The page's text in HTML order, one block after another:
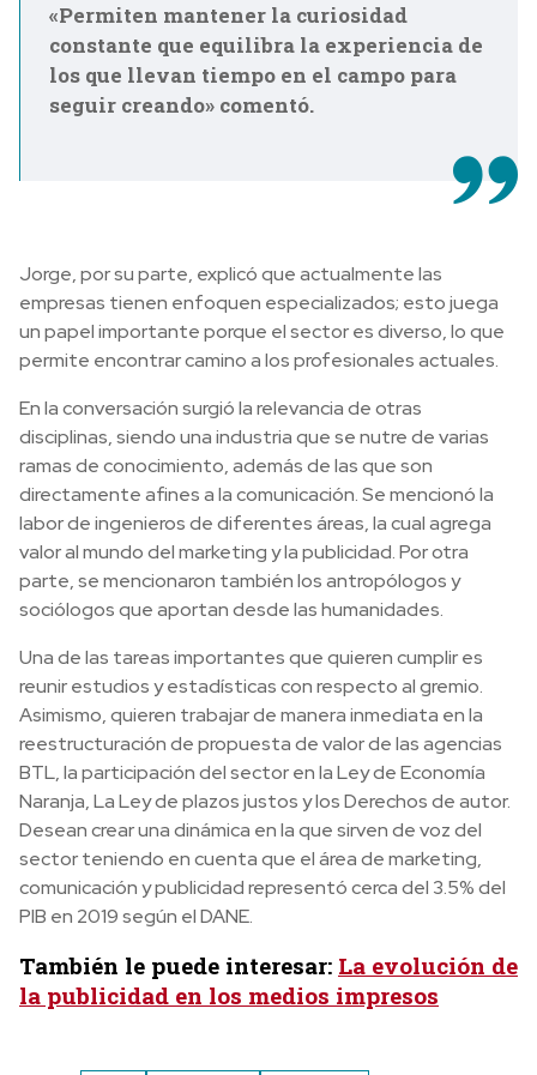
«Permiten mantener la curiosidad
constante que equilibra la experiencia de
los que llevan tiempo en el campo para
seguir creando» comentó.
Jorge, por su parte, explicó que actualmente las
empresas tienen enfoquen especializados; esto juega
un papel importante porque el sector es diverso, lo que
permite encontrar camino a los profesionales actuales.
En la conversación surgió la relevancia de otras
disciplinas, siendo una industria que se nutre de varias
ramas de conocimiento, además de las que son
directamente afines a la comunicación. Se mencionó la
labor de ingenieros de diferentes áreas, la cual agrega
valor al mundo del marketing y la publicidad. Por otra
parte, se mencionaron también los antropólogos y
sociólogos que aportan desde las humanidades.
Una de las tareas importantes que quieren cumplir es
reunir estudios y estadísticas con respecto al gremio.
Asimismo, quieren trabajar de manera inmediata en la
reestructuración de propuesta de valor de las agencias
BTL, la participación del sector en la Ley de Economía
Naranja, La Ley de plazos justos y los Derechos de autor.
Desean crear una dinámica en la que sirven de voz del
sector teniendo en cuenta que el área de marketing,
comunicación y publicidad representó cerca del 3.5% del
PIB en 2019 según el DANE.
También le puede interesar: La evolución de
la publicidad en los medios impresos